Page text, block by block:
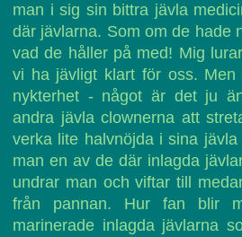
man i sig sin bittra jävla
där jävlarna. Som om de hade
vad de håller på med! Mig
vi ha jävligt klart för oss.
nykterhet - något är det ju
andra jävla clownerna att
verka lite halvnöjda i sina
man en av de där inlagda
undrar man och viftar till
från pannan. Hur fan blir
marinerade inlagda jävlarna